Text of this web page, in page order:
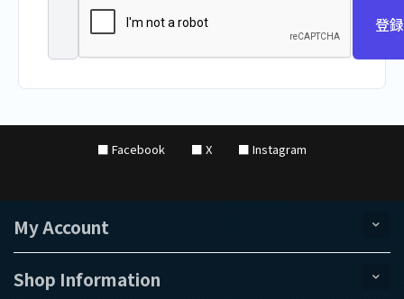
登
■ Facebook ■ X ■ Instagram
My Account
Shop Information